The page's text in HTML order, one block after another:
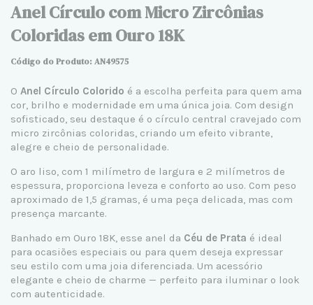
Anel Círculo com Micro Zircônias
Coloridas em Ouro 18K
Código do Produto: AN49575
O Anel Círculo Colorido é a escolha perfeita para quem ama
cor, brilho e modernidade em uma única joia. Com design
sofisticado, seu destaque é o círculo central cravejado com
micro zircônias coloridas, criando um efeito vibrante,
alegre e cheio de personalidade.
O aro liso, com 1 milímetro de largura e 2 milímetros de
espessura, proporciona leveza e conforto ao uso. Com peso
aproximado de 1,5 gramas, é uma peça delicada, mas com
presença marcante.
Banhado em Ouro 18K, esse anel da Céu de Prata é ideal
para ocasiões especiais ou para quem deseja expressar
seu estilo com uma joia diferenciada. Um acessório
elegante e cheio de charme — perfeito para iluminar o look
com autenticidade.